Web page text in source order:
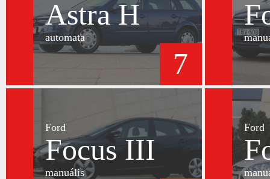
Astra H
automata
7
Ford
Focus III
manuális
Ford